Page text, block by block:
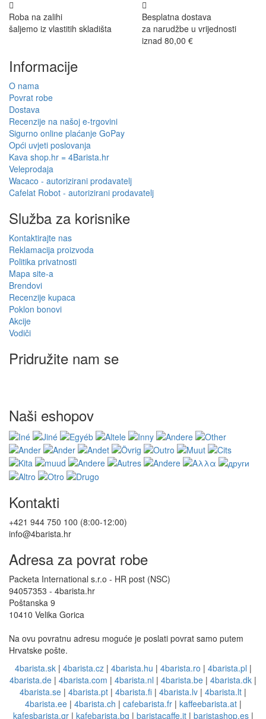
Roba na zalihi
šaljemo iz vlastitih skladišta
Besplatna dostava
za narudžbe u vrijednosti
iznad 80,00 €
Informacije
O nama
Povrat robe
Dostava
Recenzije na našoj e-trgovini
Sigurno online plaćanje GoPay
Opći uvjeti poslovanja
Kava shop.hr = 4Barista.hr
Veleprodaja
Wacaco - autorizirani prodavatelj
Cafelat Robot - autorizirani prodavatelj
Služba za korisnike
Kontaktirajte nas
Reklamacija proizvoda
Politika privatnosti
Mapa site-a
Brendovi
Recenzije kupaca
Poklon bonovi
Akcije
Vodiči
Pridružite nam se
Naši eshopov
Kontakti
+421 944 750 100 (8:00-12:00)
info@4barista.hr
Adresa za povrat robe
Packeta International s.r.o - HR post (NSC)
94057353 - 4barista.hr
Poštanska 9
10410 Velika Gorica
Na ovu povratnu adresu moguće je poslati povrat samo putem
Hrvatske pošte.
4barista.sk| 4barista.cz| 4barista.hu | 4barista.ro | 4barista.pl |
4barista.de | 4barista.com | 4barista.nl | 4barista.be | 4barista.dk |
4barista.se | 4barista.pt | 4barista.fi | 4barista.lv | 4barista.lt |
4barista.ee| 4barista.ch | cafebarista.fr| kaffeebarista.at|
kafesbarista.gr| kafebarista.bg | baristacaffe.it| baristashop.es|